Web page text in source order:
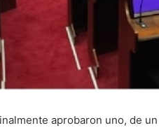
aprobaron uno, de